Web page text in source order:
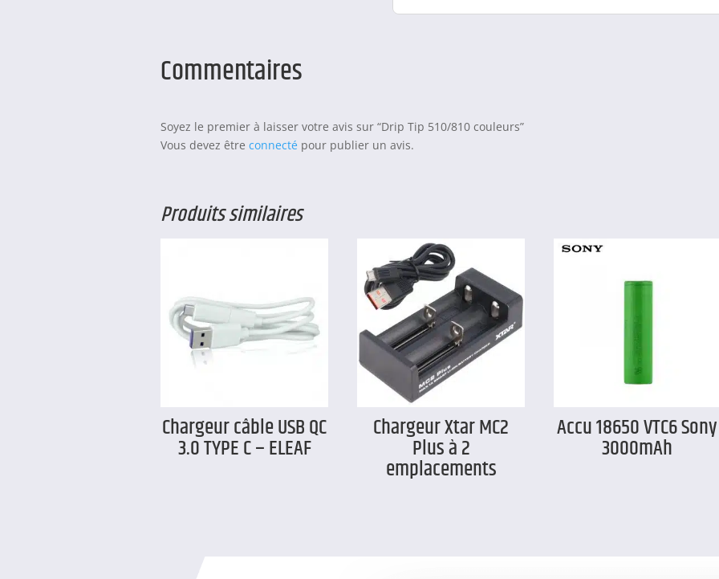
Commentaires
Soyez le premier à laisser votre avis sur “Drip Tip 510/810 couleurs”
Vous devez être connecté pour publier un avis.
Produits similaires
Chargeur câble USB QC
3.0 TYPE C – ELEAF
Chargeur Xtar MC2
Plus à 2
emplacements
Accu 18650 VTC6 Sony
3000mAh